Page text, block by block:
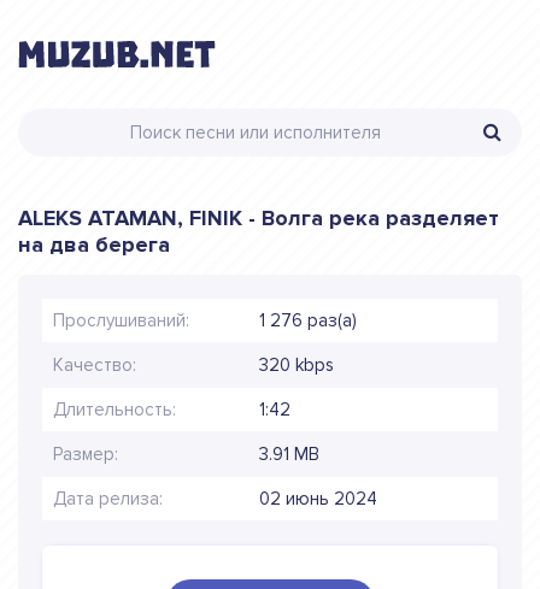
ALEKS ATAMAN, FINIK - Волга река разделяет
на два берега
Прослушиваний: 1 276 раз(а)
Качество: 320 kbps
Длительность: 1:42
Размер: 3.91 MB
Дата релиза: 02 июнь 2024